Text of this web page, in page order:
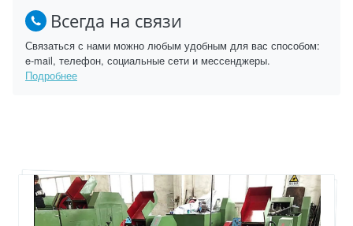
Всегда на связи
Связаться с нами можно любым удобным для вас способом:
e-mail, телефон, социальные сети и мессенджеры.
Подробнее